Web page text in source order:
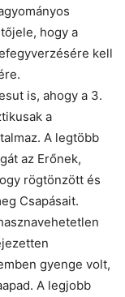
hogy a
kell
is, ahogy a 3.
a
A legtöbb
az Erőnek,
rögtönzött és
Csapásait.
gyenge volt,
A legjobb